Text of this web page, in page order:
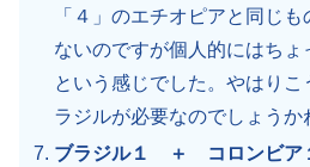
「４」のエチオピアと同じ
ないのですが個人的にはちょ
という感じでした。やはり
ラジルが必要なのでしょうか
ブラジル１ ＋ コロンビ